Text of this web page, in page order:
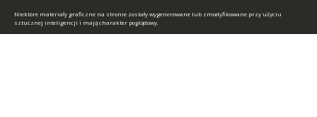
Niektóre materiały graficzne na stronie zostały wygenerowane lub zmodyfikowane przy użyciu
sztucznej inteligencji i mają charakter poglądowy.